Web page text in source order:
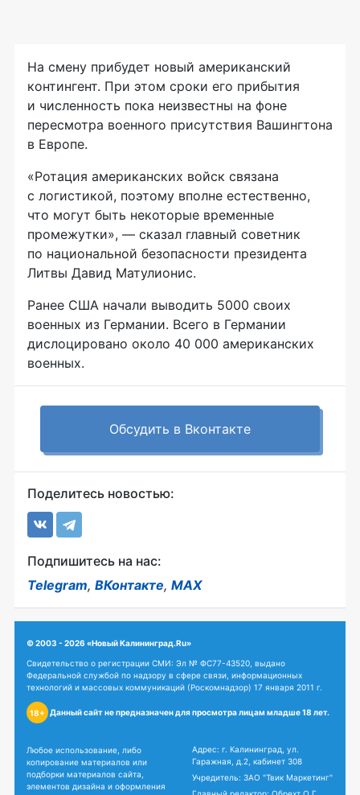
На смену прибудет новый американский
контингент. При этом сроки его прибытия
и численность пока неизвестны на фоне
пересмотра военного присутствия Вашингтона
в Европе.
«Ротация американских войск связана
с логистикой, поэтому вполне естественно,
что могут быть некоторые временные
промежутки», — сказал главный советник
по национальной безопасности президента
Литвы Давид Матулионис.
Ранее США начали выводить 5000 своих
военных из Германии. Всего в Германии
дислоцировано около 40 000 американских
военных.
Обсудить в Вконтакте
Поделитесь новостью:
Подпишитесь на нас:
Telegram, ВКонтакте, MAX
© 2003 - 2026 «Новый Калининград.Ru»
Свидетельство о регистрации СМИ: Эл № ФС77-43520, выдано
Федеральной службой по надзору в сфере связи, информационных
технологий и массовых коммуникаций (Роскомнадзор) 17 января 2011 г.
18+ Данный сайт не предназначен для просмотра лицам младше 18 лет.
Любое использование, либо
копирование материалов или
подборки материалов сайта,
элементов дизайна и оформления
Адрес: г. Калининград, ул.
Гаражная, д.2, кабинет 308
Учредитель: ЗАО "Твик Маркетинг"